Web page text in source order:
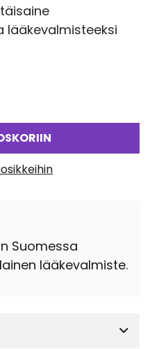
lääkevalmisteeksi
Suomessa
lääkevalmiste.